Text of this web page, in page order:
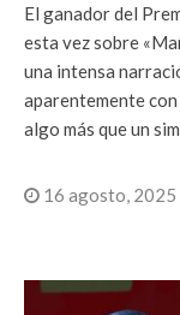
El ganador del
esta vez sobre
una intensa
aparentemente con
algo más que un
16 agosto, 2025